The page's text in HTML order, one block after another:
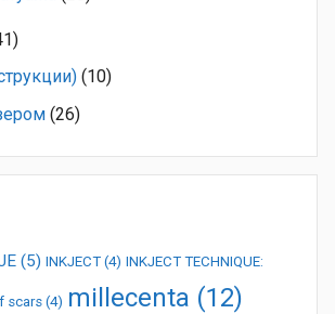
(10)
(26)
(5) INKJECT (4) INKJECT TECHNIQUE:
scars (4) millecenta (12)